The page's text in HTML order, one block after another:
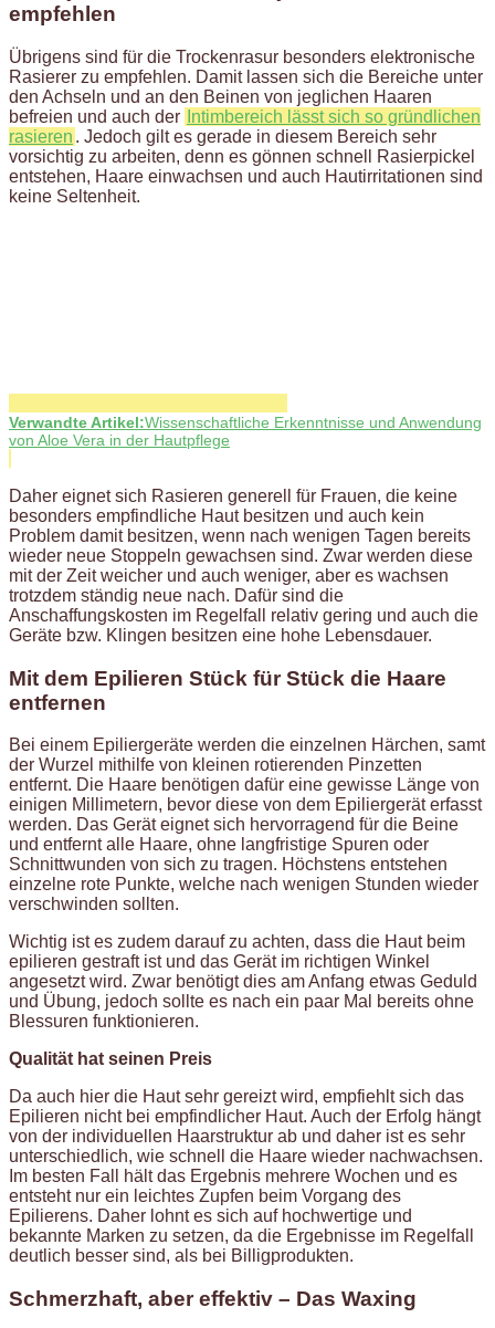
empfehlen
Übrigens sind für die Trockenrasur besonders elektronische
Rasierer zu empfehlen. Damit lassen sich die Bereiche unter
den Achseln und an den Beinen von jeglichen Haaren
befreien und auch der
Intimbereich lässt sich so gründlichen
rasieren . Jedoch gilt es gerade in diesem Bereich sehr
vorsichtig zu arbeiten, denn es gönnen schnell Rasierpickel
entstehen, Haare einwachsen und auch Hautirritationen sind
keine Seltenheit.
Verwandte Artikel:Wissenschaftliche Erkenntnisse und Anwendung
von Aloe Vera in der Hautpflege
Daher eignet sich Rasieren generell für Frauen, die keine
besonders empfindliche Haut besitzen und auch kein
Problem damit besitzen, wenn nach wenigen Tagen bereits
wieder neue Stoppeln gewachsen sind. Zwar werden diese
mit der Zeit weicher und auch weniger, aber es wachsen
trotzdem ständig neue nach. Dafür sind die
Anschaffungskosten im Regelfall relativ gering und auch die
Geräte bzw. Klingen besitzen eine hohe Lebensdauer.
Mit dem Epilieren Stück für Stück die Haare
entfernen
Bei einem Epiliergeräte werden die einzelnen Härchen, samt
der Wurzel mithilfe von kleinen rotierenden Pinzetten
entfernt. Die Haare benötigen dafür eine gewisse Länge von
einigen Millimetern, bevor diese von dem Epiliergerät erfasst
werden. Das Gerät eignet sich hervorragend für die Beine
und entfernt alle Haare, ohne langfristige Spuren oder
Schnittwunden von sich zu tragen. Höchstens entstehen
einzelne rote Punkte, welche nach wenigen Stunden wieder
verschwinden sollten.
Wichtig ist es zudem darauf zu achten, dass die Haut beim
epilieren gestraft ist und das Gerät im richtigen Winkel
angesetzt wird. Zwar benötigt dies am Anfang etwas Geduld
und Übung, jedoch sollte es nach ein paar Mal bereits ohne
Blessuren funktionieren.
Qualität hat seinen Preis
Da auch hier die Haut sehr gereizt wird, empfiehlt sich das
Epilieren nicht bei empfindlicher Haut. Auch der Erfolg hängt
von der individuellen Haarstruktur ab und daher ist es sehr
unterschiedlich, wie schnell die Haare wieder nachwachsen.
Im besten Fall hält das Ergebnis mehrere Wochen und es
entsteht nur ein leichtes Zupfen beim Vorgang des
Epilierens. Daher lohnt es sich auf hochwertige und
bekannte Marken zu setzen, da die Ergebnisse im Regelfall
deutlich besser sind, als bei Billigprodukten.
Schmerzhaft, aber effektiv – Das Waxing